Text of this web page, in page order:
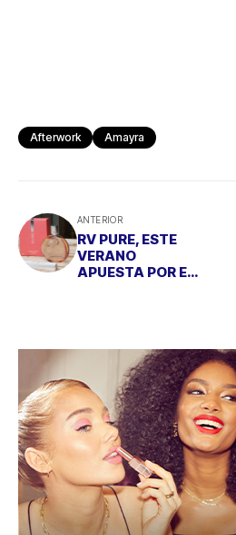
Afterwork Amayra
ANTERIOR
RV PURE, ESTE
VERANO
APUESTA POR EL